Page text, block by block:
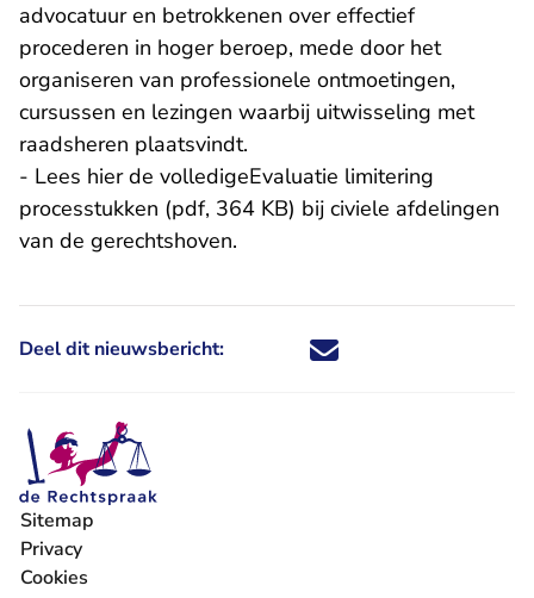
advocatuur en betrokkenen over effectief
procederen in hoger beroep, mede door het
organiseren van professionele ontmoetingen,
cursussen en lezingen waarbij uitwisseling met
raadsheren plaatsvindt.
- Lees hier de volledigeEvaluatie limitering
processtukken (pdf, 364 KB) bij civiele afdelingen
van de gerechtshoven.
Deel dit nieuwsbericht: Deel dit nieuwsbericht via X -
Deel dit nieuwsbericht via
Deel dit nieuwsbericht
Deel dit
Sitemap
Privacy
Cookies